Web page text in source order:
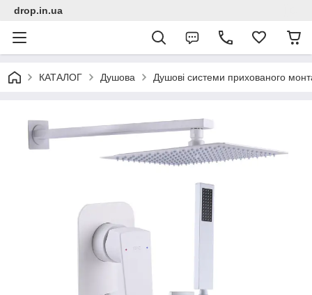
drop.in.ua
КАТАЛОГ Душова Душові системи прихованого